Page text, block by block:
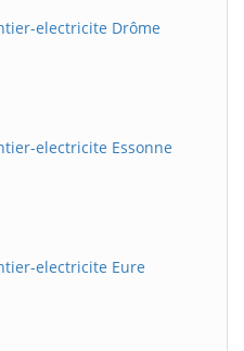
electricite Drôme
electricite Essonne
electricite Eure